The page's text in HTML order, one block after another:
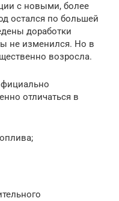
с новыми, более
остался по большей
доработки
не изменился. Но в
возросла.
отличаться в